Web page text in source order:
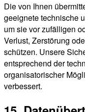
Die von Ihnen
geeignete technische
um sie vor zufälligen
Verlust, Zerstörung
schützen. Unsere
entsprechend der
organisatorischer
verbessert.